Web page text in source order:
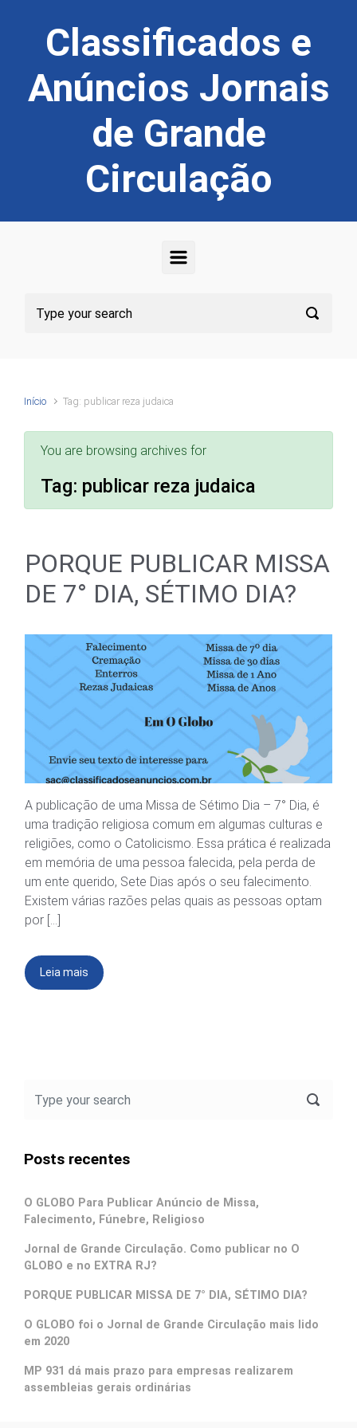
Classificados e
Anúncios Jornais
de Grande
Circulação
Início Tag: publicar reza judaica
You are browsing archives for
Tag: publicar reza judaica
PORQUE PUBLICAR MISSA
DE 7° DIA, SÉTIMO DIA?
A publicação de uma Missa de Sétimo Dia – 7° Dia, é
uma tradição religiosa comum em algumas culturas e
religiões, como o Catolicismo. Essa prática é realizada
em memória de uma pessoa falecida, pela perda de
um ente querido, Sete Dias após o seu falecimento.
Existem várias razões pelas quais as pessoas optam
por […]
Leia mais
Posts recentes
O GLOBO Para Publicar Anúncio de Missa,
Falecimento, Fúnebre, Religioso
Jornal de Grande Circulação. Como publicar no O
GLOBO e no EXTRA RJ?
PORQUE PUBLICAR MISSA DE 7° DIA, SÉTIMO DIA?
O GLOBO foi o Jornal de Grande Circulação mais lido
em 2020
MP 931 dá mais prazo para empresas realizarem
assembleias gerais ordinárias